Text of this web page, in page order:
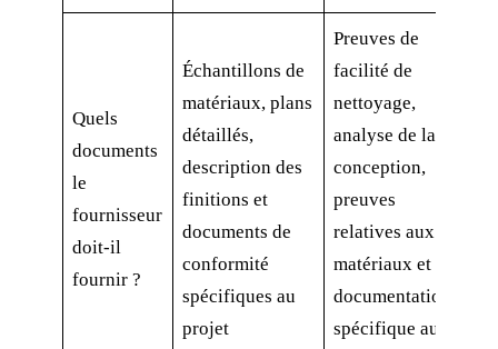
Quels
documents
le
fournisseur
doit-il
fournir ?
Échantillons de
matériaux, plans
détaillés,
description des
finitions et
documents de
conformité
spécifiques au
projet
Preuves de
facilité de
nettoyage,
analyse de la
conception,
preuves
relatives aux
matériaux et
documentation
spécifique au